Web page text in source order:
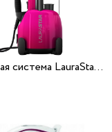
Гладильная система LauraStar Lift+ Eu Pinky Pop